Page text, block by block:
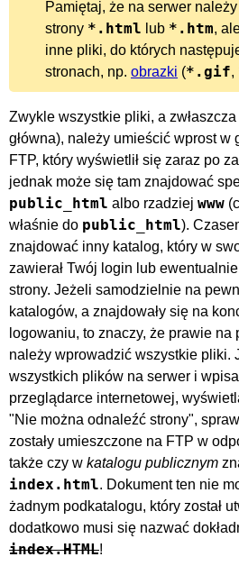
Pamiętaj, że na serwer
strony *.html lub *.htm,
inne pliki, do których
stronach, np. obrazki (*.gif,
Zwykle wszystkie pliki, a zwłaszcza
główna), należy umieścić wprost w
FTP, który wyświetlił się zaraz po
jednak może się tam znajdować
public_html albo rzadziej www
właśnie do public_html).
znajdować inny katalog, który w
zawierał Twój login lub
strony. Jeżeli samodzielnie na
katalogów, a znajdowały się na
logowaniu, to znaczy, że prawie na
należy wprowadzić wszystkie pliki.
wszystkich plików na serwer i
przeglądarce internetowej,
"Nie można odnaleźć strony",
zostały umieszczone na FTP w
także czy w katalogu publicznym
index.html. Dokument ten nie
żadnym podkatalogu, który został
dodatkowo musi się nazwać
index.HTML!